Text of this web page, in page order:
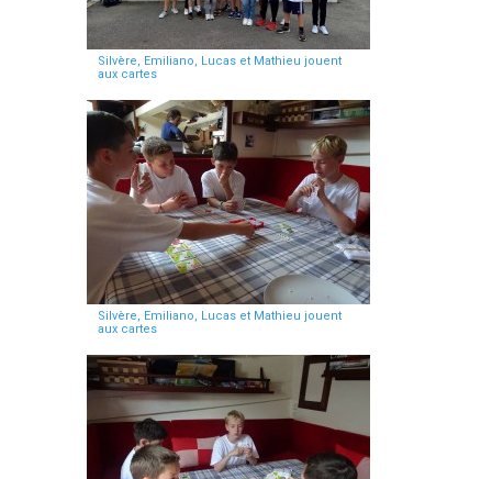
Silvère, Emiliano, Lucas et Mathieu jouent
aux cartes
Silvère, Emiliano, Lucas et Mathieu jouent
aux cartes